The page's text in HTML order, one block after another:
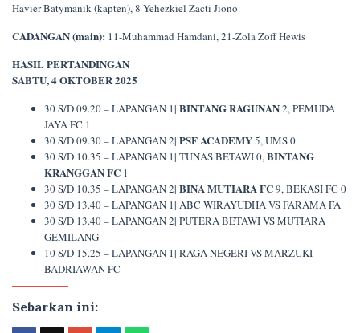
Havier Batymanik (kapten), 8-Yehezkiel Zacti Jiono
CADANGAN (main): 11-Muhammad Hamdani, 21-Zola Zoff Hewis
HASIL PERTANDINGAN
SABTU, 4 OKTOBER 2025
30 S/D 09.20 – LAPANGAN 1| BINTANG RAGUNAN2, PEMUDA
JAYA FC 1
30 S/D 09.30 – LAPANGAN 2| PSF ACADEMY5, UMS 0
30 S/D 10.35 – LAPANGAN 1| TUNAS BETAWI 0,BINTANG
KRANGGAN FC 1
30 S/D 10.35 – LAPANGAN 2| BINA MUTIARA FC9, BEKASI FC 0
30 S/D 13.40 – LAPANGAN 1| ABC WIRAYUDHA VS FARAMA FA
30 S/D 13.40 – LAPANGAN 2| PUTERA BETAWI VS MUTIARA
GEMILANG
10 S/D 15.25 – LAPANGAN 1| RAGA NEGERI VS MARZUKI
BADRIAWAN FC
Sebarkan ini: